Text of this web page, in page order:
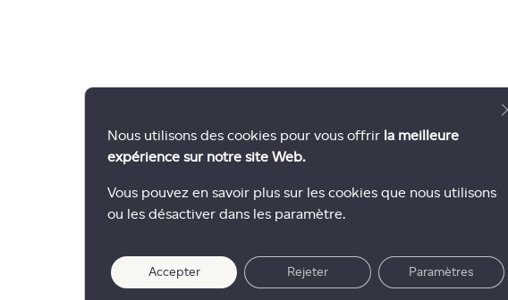
Nous utilisons des cookies pour vous offrir la meilleure
expérience sur notre site Web.
Vous pouvez en savoir plus sur les cookies que nous utilisons
ou les désactiver dans les paramètre.
Accepter Rejeter Paramètres